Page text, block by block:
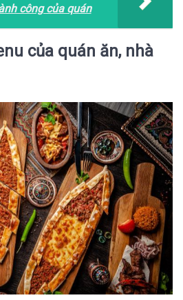
công của quán
của quán ăn, nhà